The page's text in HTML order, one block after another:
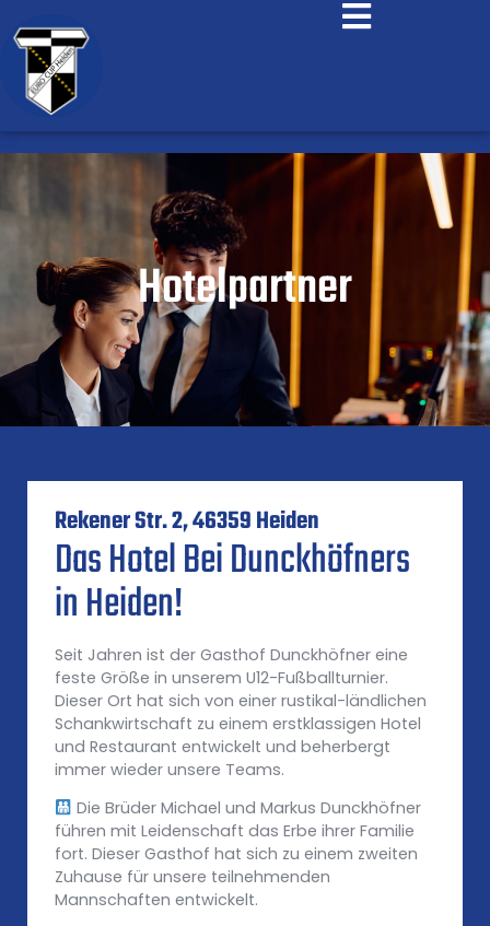
Hotelpartner
Rekener Str. 2, 46359 Heiden
Das Hotel Bei Dunckhöfners
in Heiden!
Seit Jahren ist der Gasthof Dunckhöfner eine
feste Größe in unserem U12-Fußballturnier.
Dieser Ort hat sich von einer rustikal-ländlichen
Schankwirtschaft zu einem erstklassigen Hotel
und Restaurant entwickelt und beherbergt
immer wieder unsere Teams.
Die Brüder Michael und Markus Dunckhöfner
führen mit Leidenschaft das Erbe ihrer Familie
fort. Dieser Gasthof hat sich zu einem zweiten
Zuhause für unsere teilnehmenden
Mannschaften entwickelt.